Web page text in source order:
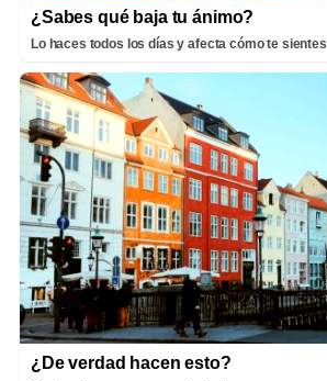
¿Sabes qué baja tu ánimo?
Lo haces todos los días y afecta cómo te sientes
¿De verdad hacen esto?